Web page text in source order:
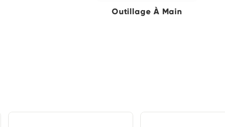
Outillage À Main